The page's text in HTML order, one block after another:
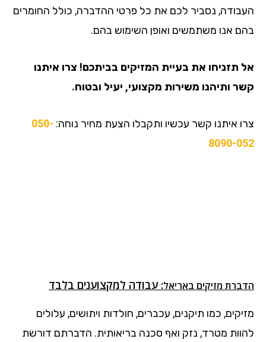
העבודה, נסביר לכם את כל פרטי ההדברה, כולל החומרים
בהם אנו משתמשים ואופן השימוש בהם.
אל תזניחו את בעיית המזיקים בביתכם! צרו איתנו
קשר ותיהנו משירות מקצועי, יעיל ובטוח.
צרו איתנו קשר עכשיו ותקבלו הצעת מחיר נוחה: 050-
8090-052
הדברת מזיקים באריאל: עבודה למקצוענים בלבד
מזיקים, כמו תיקנים, עכברים, חולדות ויתושים, עלולים
להוות מטרד, נזק ואף סכנה בריאותית. הדברתם דורשת